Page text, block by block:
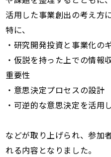
活用した事業創出の考え方
特に、
・研究開発投資と事業化の
・仮説を持った上での情報
重要性
・意思決定プロセスの設計
・可逆的な意思決定を活用
などが取り上げられ、参加
れる内容となりました。